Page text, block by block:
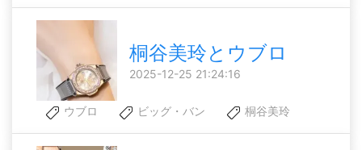
桐谷美玲とウブロ
2025-12-25 21:24:16
ウブロ ビッグ・バン 桐谷美玲